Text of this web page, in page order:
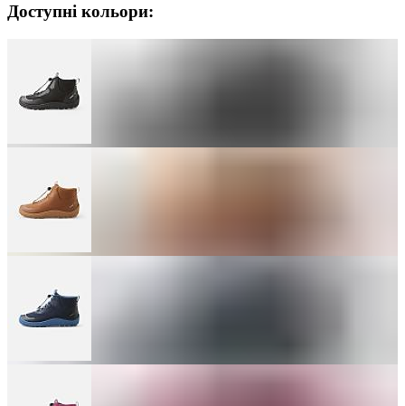
Доступні кольори: